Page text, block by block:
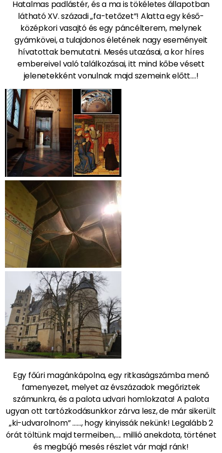
Hatalmas padlástér, és a ma is tökéletes állapotban
látható XV. századi „fa-tetőzet”! Alatta egy késő-
középkori vasajtó és egy páncélterem, melynek
gyámkövei, a tulajdonos életének nagy eseményeit
hívatottak bemutatni. Mesés utazásai, a kor híres
embereivel való találkozásai, itt mind kőbe vésett
jelenetekként vonulnak majd szemeink előtt….!
Egy főúri magánkápolna, egy ritkaságszámba menő
famenyezet, melyet az évszázadok megőriztek
számunkra, és a palota udvari homlokzata! A palota
ugyan ott tartózkodásunkkor zárva lesz, de már sikerült
„ki-udvarolnom” ……, hogy kinyissák nekünk! Legalább 2
órát töltünk majd termeiben,…. millió anekdota, történet
és megbújó mesés részlet vár majd ránk!